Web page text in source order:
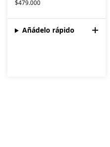
$479.000
Añádelo rápido